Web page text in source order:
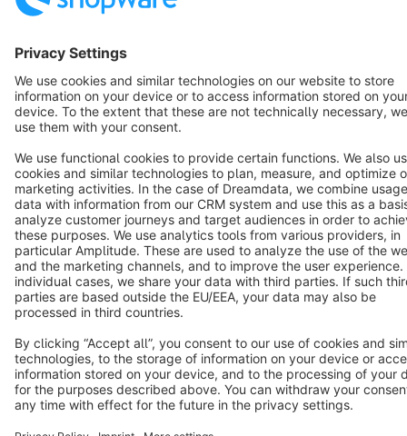
Notice: * All prices are quoted net of the statutory value-added tax